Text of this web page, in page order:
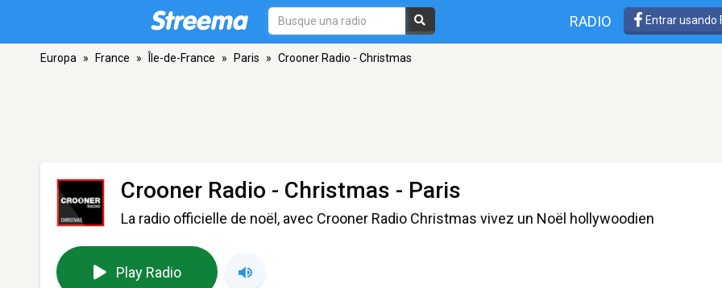
RADIO Entrar usando
Europa » France » Île-de-France » Paris » Crooner Radio - Christmas
Crooner Radio - Christmas - Paris
La radio officielle de noël, avec Crooner Radio Christmas vivez un Noël hollywoodien
Play Radio